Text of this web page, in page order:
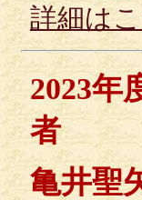
詳細は
2023年
者
亀井聖